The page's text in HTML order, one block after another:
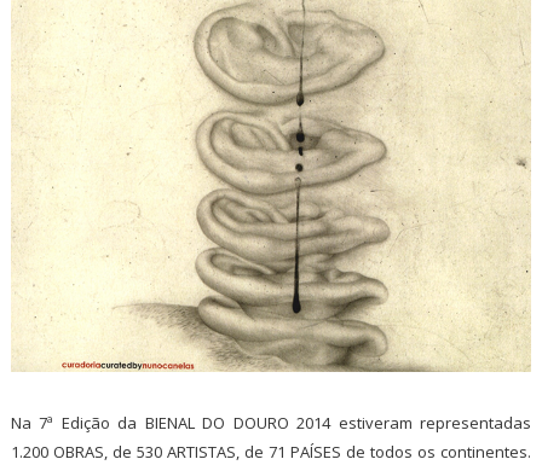
Na 7ª Edição da BIENAL DO DOURO 2014 estiveram representadas
1.200 OBRAS, de 530 ARTISTAS, de 71 PAÍSES de todos os continentes.